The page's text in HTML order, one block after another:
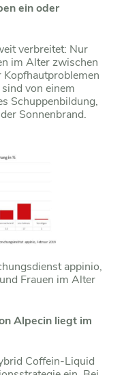
ein oder
verbreitet: Nur
im Alter zwischen
von einem
Schuppenbildung,
Sonnenbrand.
appinio,
Frauen im Alter
Alpecin liegt im
Coffein-Liquid